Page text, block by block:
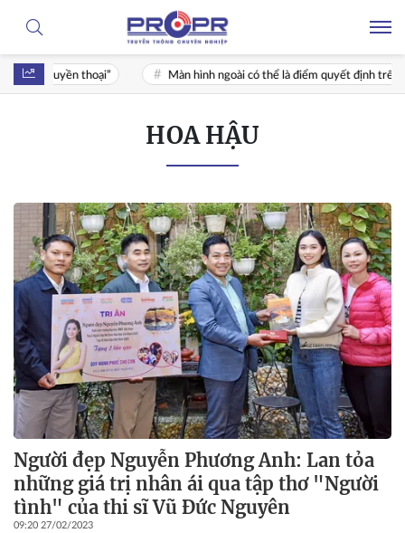
đến huyền thoại” Màn hình ngoài có thể là điểm quyết định trên
HOA HẬU
Người đẹp Nguyễn Phương Anh: Lan tỏa
những giá trị nhân ái qua tập thơ "Người
tình" của thi sĩ Vũ Đức Nguyên
09:20 27/02/2023